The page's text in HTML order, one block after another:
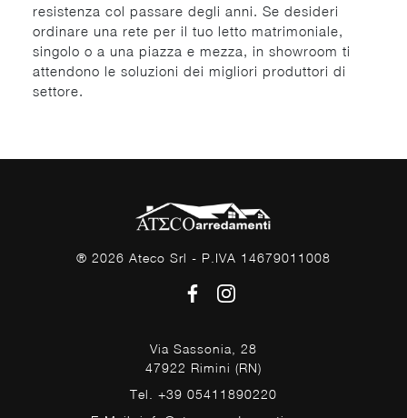
resistenza col passare degli anni. Se desideri
ordinare una rete per il tuo letto matrimoniale,
singolo o a una piazza e mezza, in showroom ti
attendono le soluzioni dei migliori produttori di
settore.
® 2026 Ateco Srl - P.IVA 14679011008
Via Sassonia, 28
47922 Rimini (RN)
Tel. +39 05411890220